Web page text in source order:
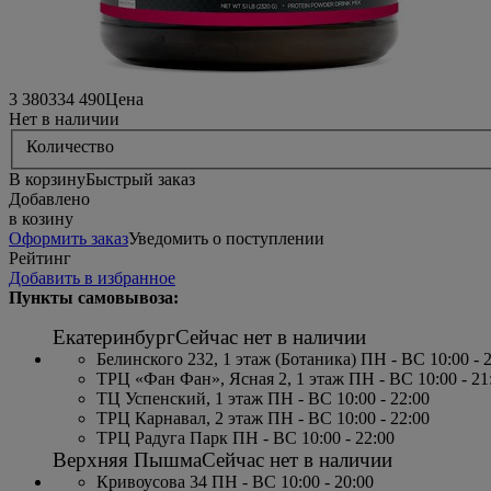
3 380334 490Цена
Нет в наличии
Количество
В корзинуБыстрый заказ
Добавлено
в козину
Оформить заказУведомить о поступлении
Рейтинг
Добавить в избранное
Пункты самовывоза:
ЕкатеринбургСейчас нет в наличии
Белинского 232, 1 этаж (Ботаника) ПН - ВС 10:00 -
ТРЦ «Фан Фан», Ясная 2, 1 этаж ПН - ВС 10:00 -
ТЦ Успенский, 1 этаж ПН - ВС 10:00 - 22:00
ТРЦ Карнавал, 2 этаж ПН - ВС 10:00 - 22:00
ТРЦ Радуга Парк ПН - ВС 10:00 - 22:00
Верхняя ПышмаСейчас нет в наличии
Кривоусова 34 ПН - ВС 10:00 - 20:00